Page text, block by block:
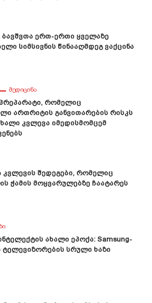
Ბავშვთა Ერთ-Ერთი Ყველაზე
Სიმსივნის Წინააღმდეგ Ვაქცინა
ᲛᲔᲓᲘᲪᲘᲜᲐ
Რომელიც
Ართრიტის Განვითარების Რისკს
Კვლევა Იმედისმომცემ
Კვლევის Შედეგები, Რომელიც
Ჭამის Მოყვარულებზე Ჩაატარეს
Ახალი Ეპოქა: Samsung-
Ტელევიზორების Სრული Ხაზი